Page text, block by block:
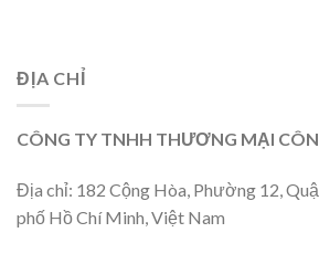
ĐỊA CHỈ
CÔNG TY TNHH THƯƠNG MẠI
Địa chỉ: 182 Cộng Hòa, Phường 12,
phố Hồ Chí Minh, Việt Nam